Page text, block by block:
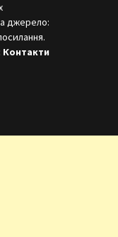
джерело:
Контакти